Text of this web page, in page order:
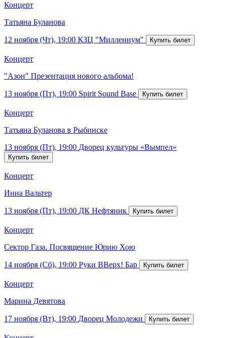
Концерт
Татьяна Буланова
12 ноября (Чт), 19:00 КЗЦ "Миллениум"
Концерт
"Азон" Презентация нового альбома!
13 ноября (Пт), 19:00 Spirit Sound Base
Концерт
Татьяна Буланова в Рыбинске
13 ноября (Пт), 19:00 Дворец культуры «Вымпел»
Концерт
Инна Вальтер
13 ноября (Пт), 19:00 ДК Нефтяник
Концерт
Сектор Газа. Посвящение Юрию Хою
14 ноября (Сб), 19:00 Руки ВВерх! Бар
Концерт
Марина Девятова
17 ноября (Вт), 19:00 Дворец Молодежи